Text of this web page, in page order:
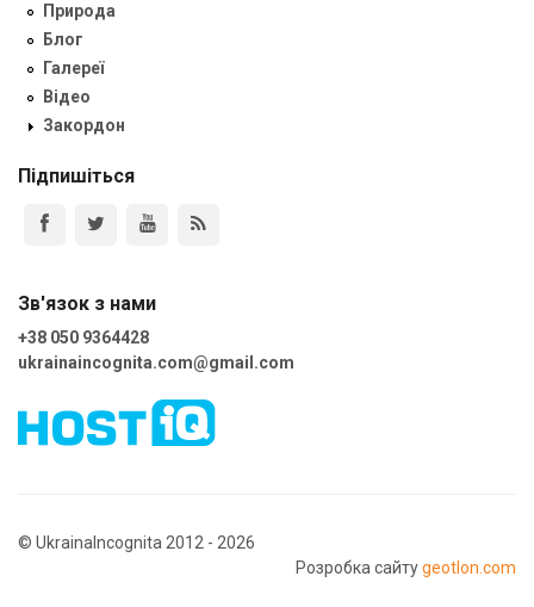
Природа
Блог
Галереї
Відео
Закордон
Підпишіться
Зв'язок з нами
+38 050 9364428
ukrainaincognita.com@gmail.com
© UkrainaIncognita 2012 - 2026
Розробка сайтуgeotlon.com